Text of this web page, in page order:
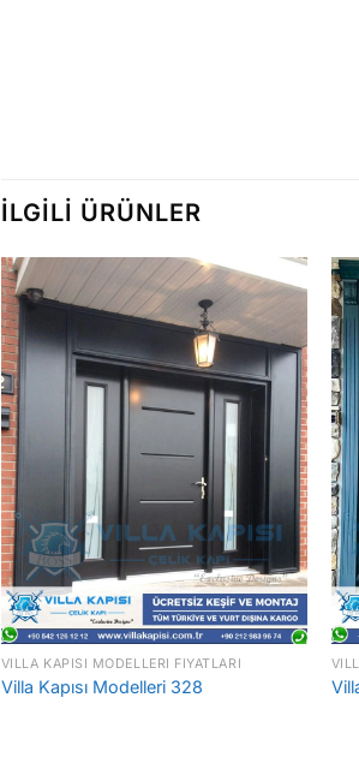
İLGILI ÜRÜNLER
VILLA KAPISI MODELLERI FIYATLARI
Villa Kapısı Modelleri 328